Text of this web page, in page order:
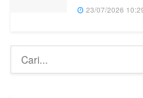
23/07/2026